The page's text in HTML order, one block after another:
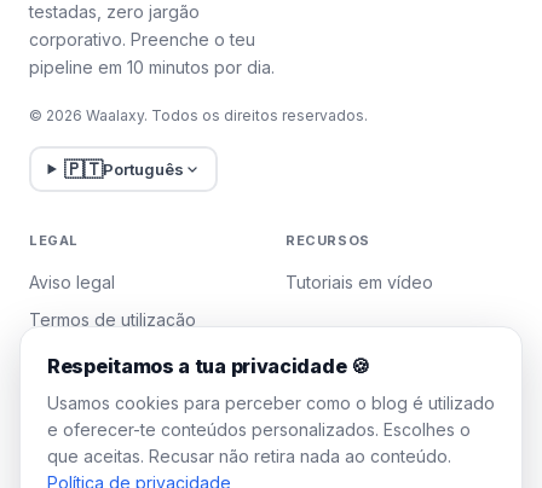
testadas, zero jargão
corporativo. Preenche o teu
pipeline em 10 minutos por dia.
© 2026 Waalaxy. Todos os direitos reservados.
🇵🇹Português
LEGAL
Aviso legal
Termos de utilização
Política de privacidade
Gerir cookies
RECURSOS
Tutoriais em vídeo
WAALAXY
Respeitamos a tua privacidade 🍪
Usamos cookies para perceber como o blog é utilizado
e oferecer-te conteúdos personalizados. Escolhes o
que aceitas. Recusar não retira nada ao conteúdo.
Política de privacidade